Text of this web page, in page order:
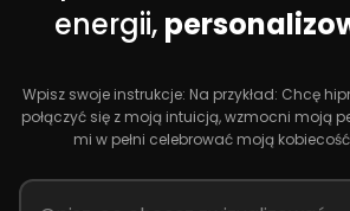
energii,
Wpisz swoje instrukcje: Na przykład: Chcę
połączyć się z moją intuicją, wzmocni moją
mi w pełni celebrować moją